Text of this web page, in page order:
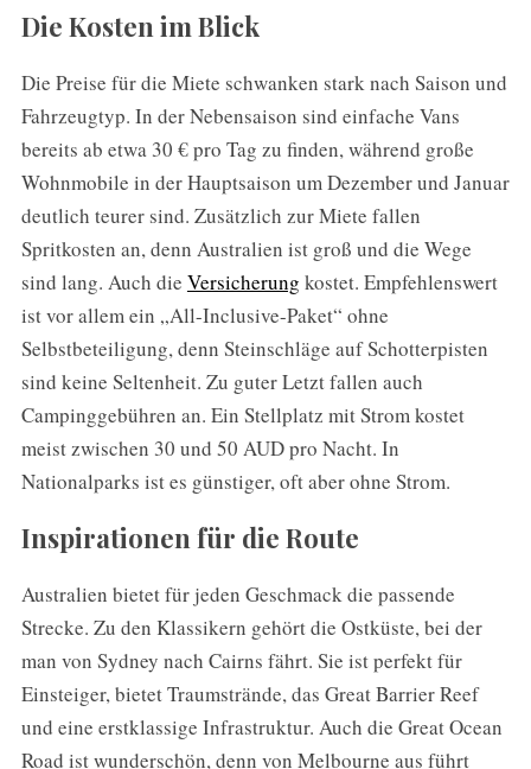
Die Kosten im Blick
Die Preise für die Miete schwanken stark nach Saison und
Fahrzeugtyp. In der Nebensaison sind einfache Vans
bereits ab etwa 30 € pro Tag zu finden, während große
Wohnmobile in der Hauptsaison um Dezember und Januar
deutlich teurer sind. Zusätzlich zur Miete fallen
Spritkosten an, denn Australien ist groß und die Wege
sind lang. Auch die Versicherung kostet. Empfehlenswert
ist vor allem ein „All-Inclusive-Paket“ ohne
Selbstbeteiligung, denn Steinschläge auf Schotterpisten
sind keine Seltenheit. Zu guter Letzt fallen auch
Campinggebühren an. Ein Stellplatz mit Strom kostet
meist zwischen 30 und 50 AUD pro Nacht. In
Nationalparks ist es günstiger, oft aber ohne Strom.
Inspirationen für die Route
Australien bietet für jeden Geschmack die passende
Strecke. Zu den Klassikern gehört die Ostküste, bei der
man von Sydney nach Cairns fährt. Sie ist perfekt für
Einsteiger, bietet Traumstrände, das Great Barrier Reef
und eine erstklassige Infrastruktur. Auch die Great Ocean
Road ist wunderschön, denn von Melbourne aus führt
S
a
r
c
h